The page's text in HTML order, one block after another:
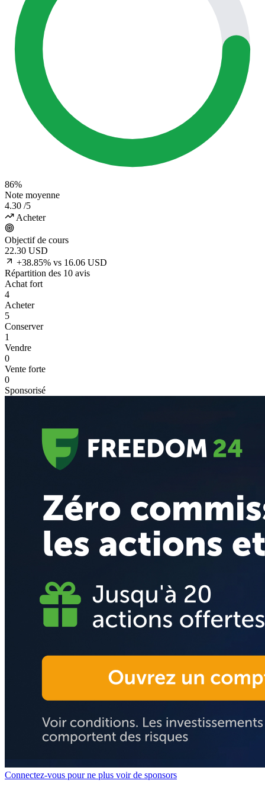
86%
Note moyenne
4.30 /5
Acheter
Objectif de cours
22.30 USD
+38.85% vs 16.06 USD
Répartition des 10 avis
Achat fort
4
Acheter
5
Conserver
1
Vendre
0
Vente forte
0
Sponsorisé
Connectez-vous pour ne plus voir de sponsors